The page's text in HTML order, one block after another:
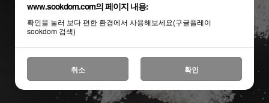
www.sookdom.com의 페이지 내용:
확인을 눌러 보다 편한 환경에서 사용해보세요(구글플레이
sookdom 검색)
취소 확인